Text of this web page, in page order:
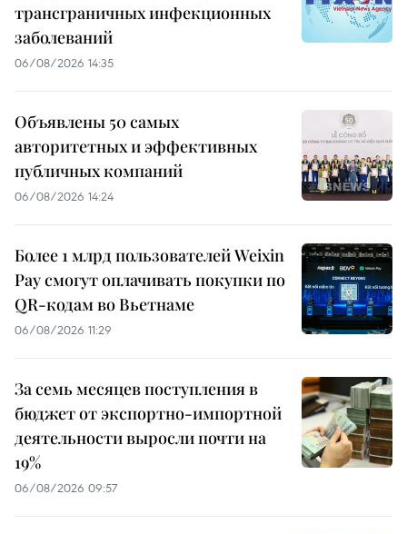
трансграничных инфекционных
заболеваний
06/08/2026 14:35
Объявлены 50 самых
авторитетных и эффективных
публичных компаний
06/08/2026 14:24
Более 1 млрд пользователей Weixin
Pay смогут оплачивать покупки по
QR-кодам во Вьетнаме
06/08/2026 11:29
За семь месяцев поступления в
бюджет от экспортно-импортной
деятельности выросли почти на
19%
06/08/2026 09:57